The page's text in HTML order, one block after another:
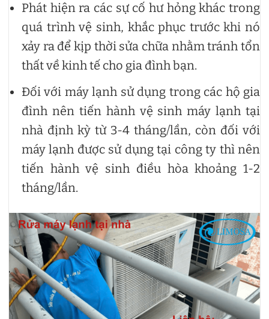
Phát hiện ra các sự cố hư hỏng khác trong
quá trình vệ sinh, khắc phục trước khi nó
xảy ra để kịp thời sửa chữa nhằm tránh tổn
thất về kinh tế cho gia đình bạn.
Đối với máy lạnh sử dụng trong các hộ gia
đình nên tiến hành vệ sinh máy lạnh tại
nhà định kỳ từ 3-4 tháng/lần, còn đối với
máy lạnh được sử dụng tại công ty thì nên
tiến hành vệ sinh điều hòa khoảng 1-2
tháng/lần.